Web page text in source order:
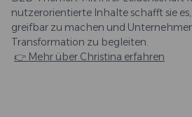
nutzerorientierte Inhalte schafft sie
greifbar zu machen und
Transformation zu begleiten.
👉 Mehr über Christina erfahren